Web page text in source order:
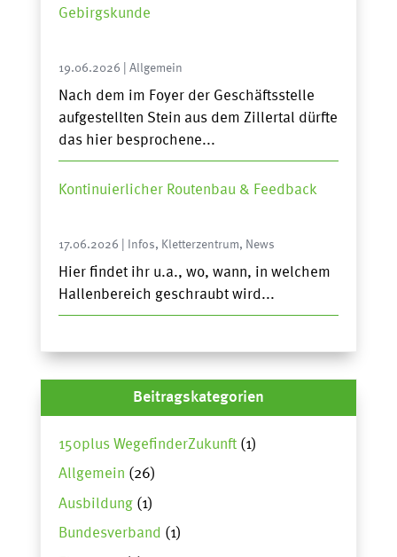
Gebirgskunde
19.06.2026 Allgemein
Nach dem im Foyer der Geschäftsstelle
aufgestellten Stein aus dem Zillertal dürfte
das hier besprochene...
Kontinuierlicher Routenbau & Feedback
17.06.2026 Infos, Kletterzentrum, News
Hier findet ihr u.a., wo, wann, in welchem
Hallenbereich geschraubt wird...
Beitragskategorien
150plus WegefinderZukunft(1)
Allgemein (26)
Ausbildung(1)
Bundesverband (1)